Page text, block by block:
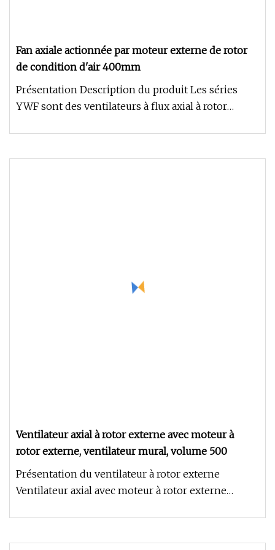
Fan axiale actionnée par moteur externe de rotor
de condition d'air 400mm
Présentation Description du produit Les séries
YWF sont des ventilateurs à flux axial à rotor
Ventilateur axial à rotor externe avec moteur à
rotor externe, ventilateur mural, volume 500
Présentation du ventilateur à rotor externe
Ventilateur axial avec moteur à rotor externe